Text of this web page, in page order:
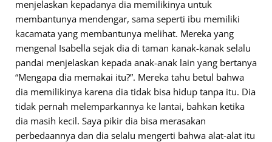
menjelaskan kepadanya dia memilikinya untuk
membantunya mendengar, sama seperti ibu memiliki
kacamata yang membantunya melihat. Mereka yang
mengenal Isabella sejak dia di taman kanak-kanak selalu
pandai menjelaskan kepada anak-anak lain yang bertanya
“Mengapa dia memakai itu?”. Mereka tahu betul bahwa
dia memilikinya karena dia tidak bisa hidup tanpa itu. Dia
tidak pernah melemparkannya ke lantai, bahkan ketika
dia masih kecil. Saya pikir dia bisa merasakan
perbedaannya dan dia selalu mengerti bahwa alat-alat itu